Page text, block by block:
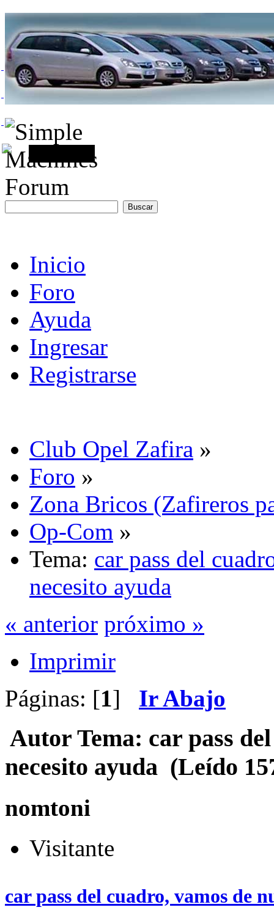
Inicio
Foro
Ayuda
Ingresar
Registrarse
Club Opel Zafira »
Foro »
Zona Bricos (Zafireros
Op-Com »
Tema: car pass del
necesito ayuda
« anterior próximo »
Imprimir
Páginas: [1] Ir Abajo
Autor Tema: car pass
necesito ayuda (Leído
nomtoni
Visitante
car pass del cuadro, vamos de